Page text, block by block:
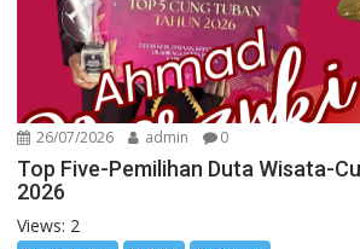
26/07/2026 admin 0
Top Five-Pemilihan Duta Wisata-
2026
Views: 2